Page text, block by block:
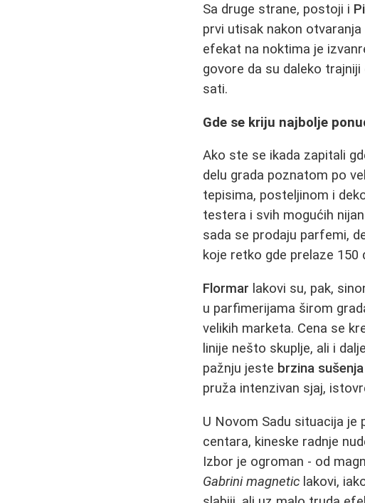
Sa druge strane, postoji i
prvi utisak nakon
efekat na noktima je
govore da su daleko
sati.
Gde se kriju najbolje
Ako ste se ikada zapitali
delu grada poznatom po
tepisima, posteljinom i
testera i svih mogućih
sada se prodaju parfemi,
koje retko gde prelaze 150
Flormar lakovi su, pak,
u parfimerijama širom
velikih marketa. Cena se
linije nešto skuplje, ali i
pažnju jeste brzina sušenja
pruža intenzivan sjaj,
U Novom Sadu situacija je
centara, kineske radnje
Izbor je ogroman - od
Gabrini magnetic lakovi,